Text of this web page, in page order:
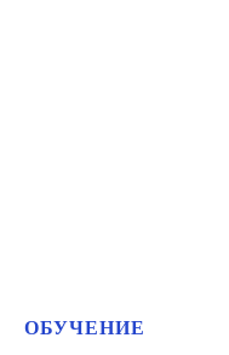
ОБУЧЕНИЕ